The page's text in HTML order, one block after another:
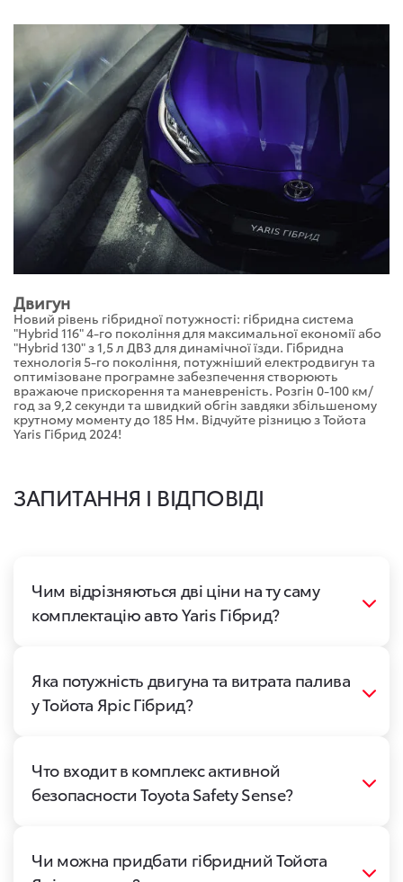
Двигун
Новий рівень гібридної потужності: гібридна система
"Hybrid 116" 4-го покоління для максимальної економії або
"Hybrid 130" з 1,5 л ДВЗ для динамічної їзди. Гібридна
технологія 5-го покоління, потужніший електродвигун та
оптимізоване програмне забезпечення створюють
вражаюче прискорення та маневреність. Розгін 0-100 км/
год за 9,2 секунди та швидкий обгін завдяки збільшеному
крутному моменту до 185 Нм. Відчуйте різницю з Тойота
Yaris Гібрид 2024!
ЗАПИТАННЯ І ВІДПОВІДІ
Чим відрізняються дві ціни на ту саму
комплектацію авто Yaris Гібрид?
Яка потужність двигуна та витрата палива
у Тойота Яріс Гібрид?
Что входит в комплекс активной
безопасности Toyota Safety Sense?
Чи можна придбати гібридний Тойота